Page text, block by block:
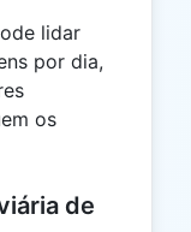
lidar
por dia,
os
de